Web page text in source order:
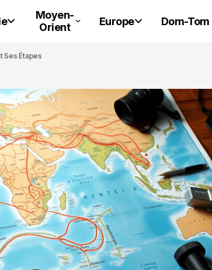
Moyen-
Orient
Europe Dom-Tom
Ses Étapes